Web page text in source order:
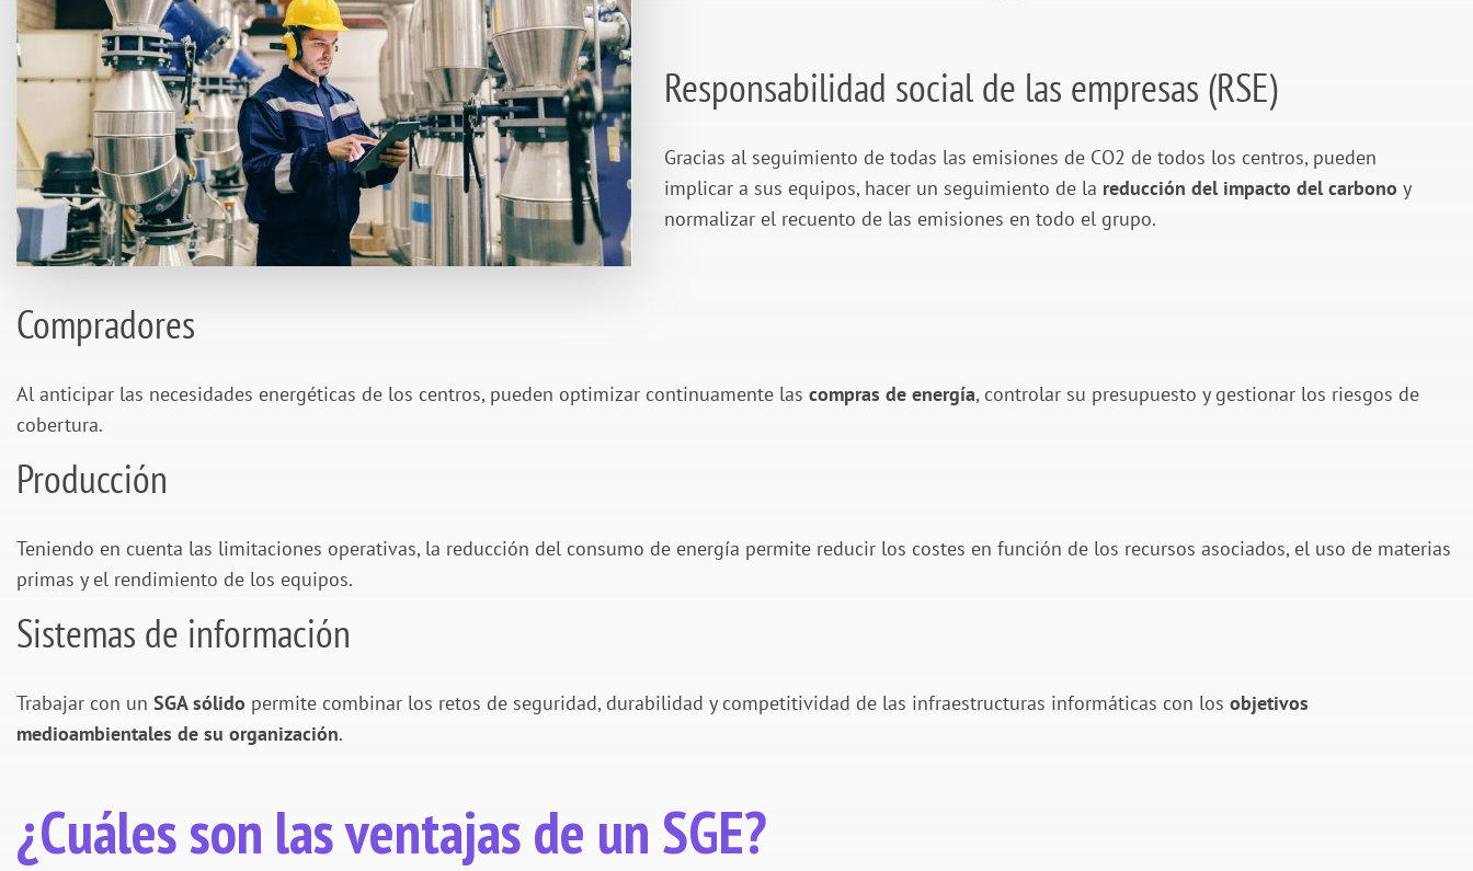
Responsabilidad social de las empresas (RSE)
Gracias al seguimiento de todas las emisiones de CO2 de todos los centros, pueden
implicar a sus equipos, hacer un seguimiento de la reducción del impacto del carbono y
normalizar el recuento de las emisiones en todo el grupo.
Compradores
Al anticipar las necesidades energéticas de los centros, pueden optimizar continuamente las compras de energía, controlar su presupuesto y gestionar los riesgos de
cobertura.
Producción
Teniendo en cuenta las limitaciones operativas, la reducción del consumo de energía permite reducir los costes en función de los recursos asociados, el uso de materias
primas y el rendimiento de los equipos.
Sistemas de información
Trabajar con un SGA sólido permite combinar los retos de seguridad, durabilidad y competitividad de las infraestructuras informáticas con los objetivos
medioambientales de su organización.
¿Cuáles son las ventajas de un SGE?